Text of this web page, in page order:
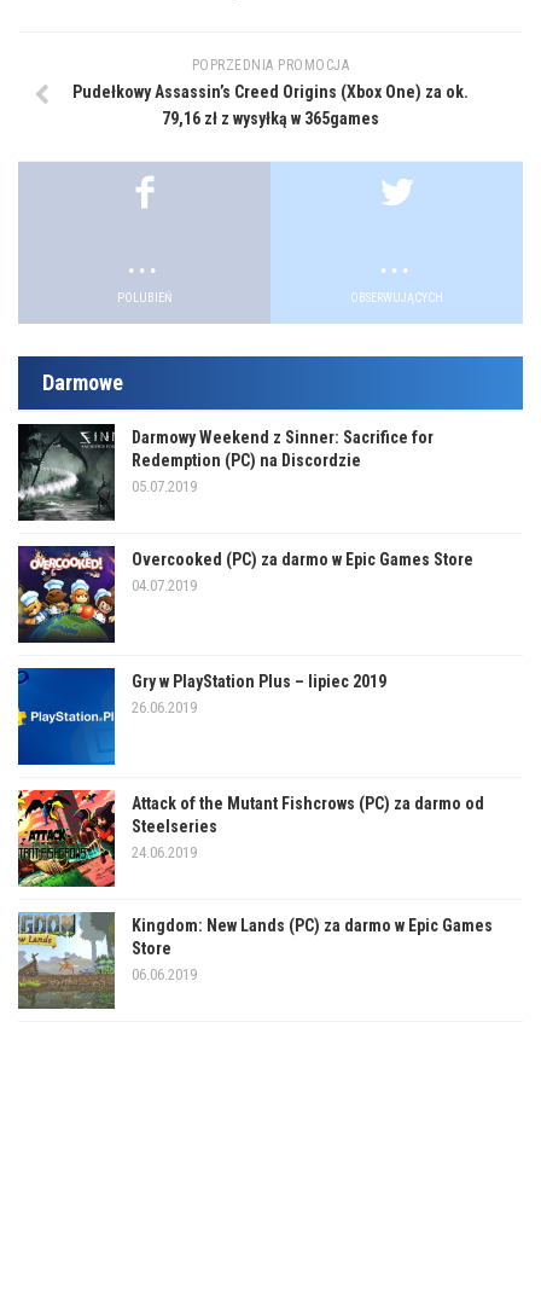
POPRZEDNIA PROMOCJA
Pudełkowy Assassin’s Creed Origins (Xbox One) za ok.
79,16 zł z wysyłką w 365games
.
POLUBIEŃ
.
OBSERWUJĄCYCH
Darmowe
Darmowy Weekend z Sinner: Sacrifice for
Redemption (PC) na Discordzie
05.07.2019
Overcooked (PC) za darmo w Epic Games Store
04.07.2019
Gry w PlayStation Plus – lipiec 2019
26.06.2019
Attack of the Mutant Fishcrows (PC) za darmo od
Steelseries
24.06.2019
Kingdom: New Lands (PC) za darmo w Epic Games
Store
06.06.2019